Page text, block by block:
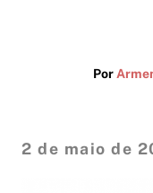
Por
2 de maio de